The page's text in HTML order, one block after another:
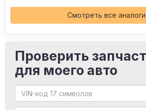
Смотреть все
Проверить
для моего авто